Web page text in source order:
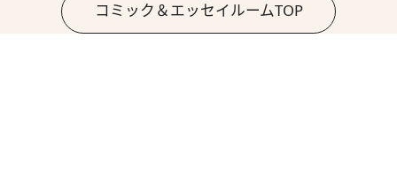
コミック＆エッセイルームTOP